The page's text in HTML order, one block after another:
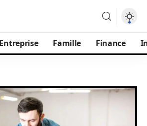
Entreprise Famille Finance